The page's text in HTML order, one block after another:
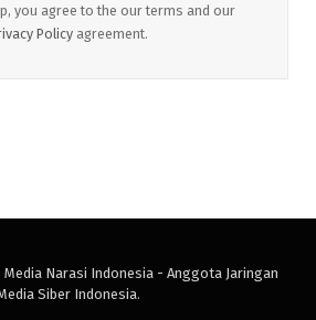
you agree to the our terms and our
Policy agreement.
Media Narasi Indonesia - Anggota Jaringan
Siber Indonesia.